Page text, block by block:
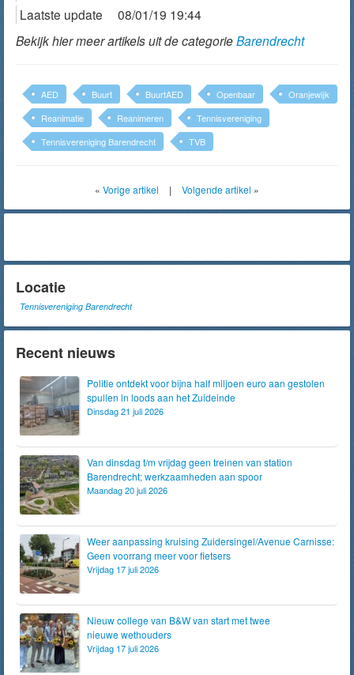
Laatste update
08/01/19 19:44
Bekijk hier meer artikels uit de categorieBarendrecht
AED Buurt BuurtAED Openbaar
Oranjewijk
Reanimatie
Reanimeren
Tennisvereniging
Tennisvereniging Barendrecht
TVB
« Vorige artikel | Volgende artikel »
Locatie
Tennisvereniging Barendrecht
Recent nieuws
Politie ontdekt voor bijna half miljoen euro aan gestolen
spullen in loods aan het Zuideinde
Dinsdag 21 juli 2026
Van dinsdag t/m vrijdag geen treinen van station
Barendrecht; werkzaamheden aan spoor
Maandag 20 juli 2026
Weer aanpassing kruising Zuidersingel/Avenue Carnisse:
Geen voorrang meer voor fietsers
Vrijdag 17 juli 2026
Nieuw college van B&W van start met twee
nieuwe wethouders
Vrijdag 17 juli 2026